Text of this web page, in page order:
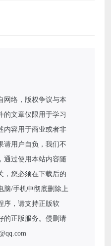
网络，版权争议与本
的文章仅限用于学习
内容用于商业或者非
请用户自负，我们不
通过使用本站内容随
，您必须在下载后的
脑/手机中彻底删除上
序，请支持正版软
的正版服务。侵删请